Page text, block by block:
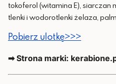
tokoferol (witamina E), siarczan
tlenki i wodorotlenki żelaza,
Pobierz ulotkę>>>
➡ Strona marki: